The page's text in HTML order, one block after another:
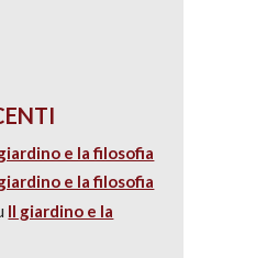
e la filosofia
e la filosofia
Il giardino e la